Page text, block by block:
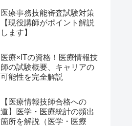
医療事務技能審査試験対策
【現役講師がポイント解説
します】
医療×ITの資格！医療情報技
師の試験概要、キャリアの
可能性を完全解説
【医療情報技師合格への
道】医学・医療統計の頻出
箇所を解説（医学・医療